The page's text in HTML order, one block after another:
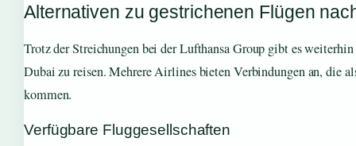
Alternativen zu gestrichenen Flügen
Trotz der Streichungen bei der Lufthansa Group gibt es
Dubai zu reisen. Mehrere Airlines bieten Verbindungen an, die
kommen.
Verfügbare Fluggesellschaften